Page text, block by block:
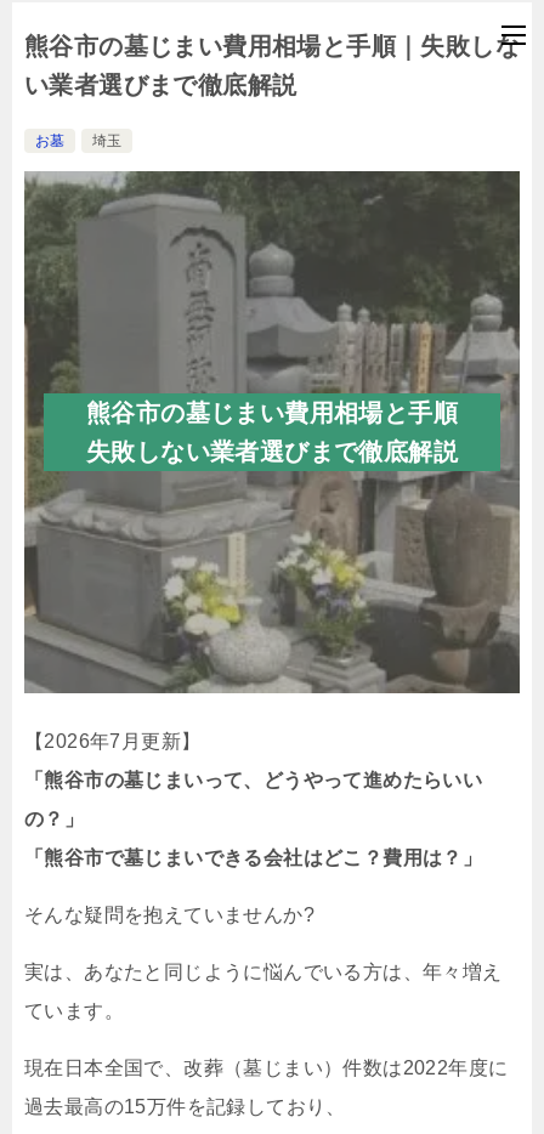
熊谷市の墓じまい費用相場と手順｜失敗しな
い業者選びまで徹底解説
お墓 埼玉
熊谷市の墓じまい費用相場と手順
失敗しない業者選びまで徹底解説
【2026年7月更新】
「熊谷市の墓じまいって、どうやって進めたらいい
の？」
「熊谷市で墓じまいできる会社はどこ？費用は？」
そんな疑問を抱えていませんか?
実は、あなたと同じように悩んでいる方は、年々増え
ています。
現在日本全国で、改葬（墓じまい）件数は2022年度に
過去最高の15万件を記録しており、